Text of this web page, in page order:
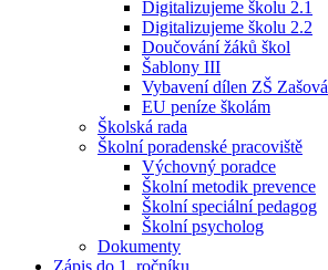
Digitalizujeme školu 2.1
Digitalizujeme školu 2.2
Doučování žáků škol
Šablony III
Vybavení dílen ZŠ Zašová
EU peníze školám
Školská rada
Školní poradenské pracoviště
Výchovný poradce
Školní metodik prevence
Školní speciální pedagog
Školní psycholog
Dokumenty
Zápis do 1. ročníku